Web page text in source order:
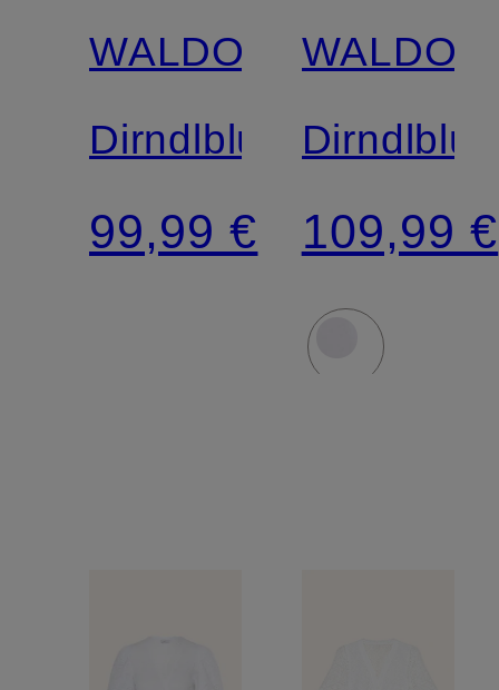
WALDORFF
Dirndlbluse
99,99 € 109,99 €